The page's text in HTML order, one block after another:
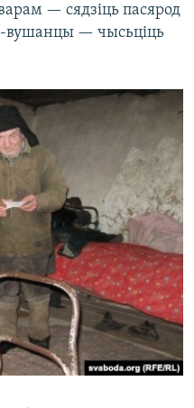
— сядзіць пасярод
вушанцы — чысьціць